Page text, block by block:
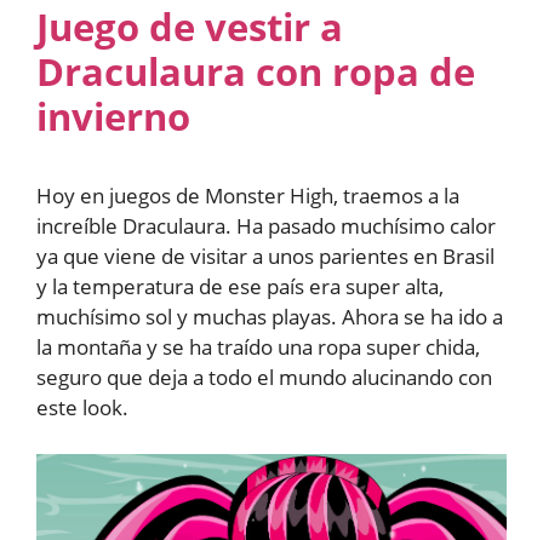
Juego de vestir a
Draculaura con ropa de
invierno
Hoy en juegos de Monster High, traemos a la
increíble Draculaura. Ha pasado muchísimo calor
ya que viene de visitar a unos parientes en Brasil
y la temperatura de ese país era super alta,
muchísimo sol y muchas playas. Ahora se ha ido a
la montaña y se ha traído una ropa super chida,
seguro que deja a todo el mundo alucinando con
este look.